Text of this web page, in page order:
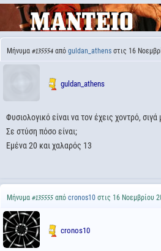
Μήνυμα #135554 από guldan_athens στις 16
guldan_athens
Φυσιολογικό είναι να τον έχεις χοντρό,
Σε στύση πόσο είναι;
Εμένα 20 και χαλαρός 13
Μήνυμα #135555 από cronos10 στις 16 Νοεμβρίου
cronos10